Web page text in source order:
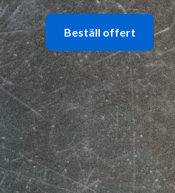
Beställ offert